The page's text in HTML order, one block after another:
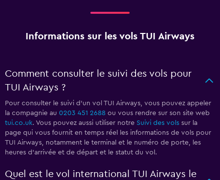
Informations sur les vols TUI Airways
Comment consulter le suivi des vols pour
TUI Airways ?
Pour consulter le suivi d'un vol TUI Airways, vous pouvez appeler
la compagnie au 0203 451 2688 ou vous rendre sur son site web
tui.co.uk. Vous pouvez aussi utiliser notre Suivi des vols sur la
page qui vous fournit en temps réel les informations de vols pour
TUI Airways, notamment le terminal et le numéro de porte, les
heures d'arrivée et de départ et le statut du vol.
Quel est le vol international TUI Airways le